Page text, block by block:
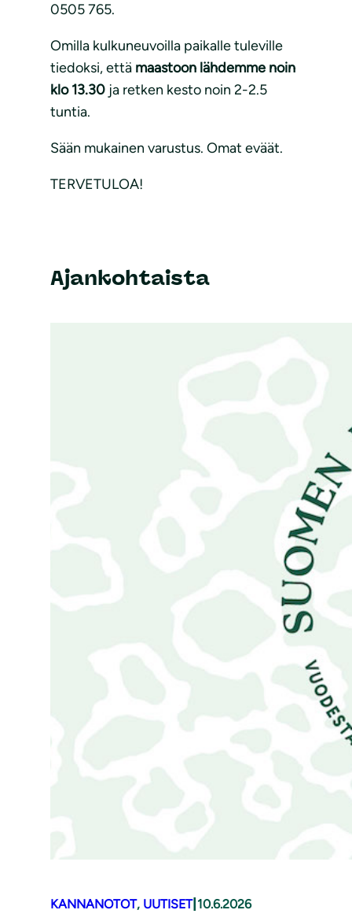
0505 765.
Omilla kulkuneuvoilla paikalle tuleville
tiedoksi, että maastoon lähdemme noin
klo 13.30 ja retken kesto noin 2-2.5
tuntia.
Sään mukainen varustus. Omat eväät.
TERVETULOA!
Ajankohtaista
KANNANOTOT, UUTISET| 10.6.2026